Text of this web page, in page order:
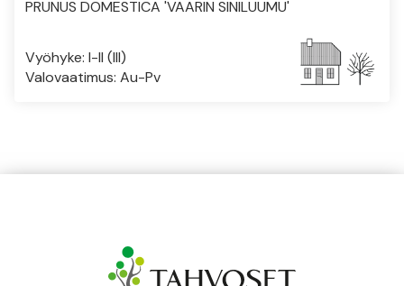
PRUNUS DOMESTICA 'VAARIN SINILUUMU'
Vyöhyke: I-II (III)
Valovaatimus: Au-Pv